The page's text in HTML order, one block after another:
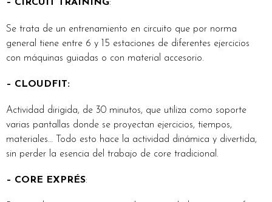
– CIRCUIT TRAINING:
Se trata de un entrenamiento en circuito que por norma
general tiene entre 6 y 15 estaciones de diferentes ejercicios
con máquinas guiadas o con material accesorio.
– CLOUDFIT:
Actividad dirigida, de 30 minutos, que utiliza como soporte
varias pantallas donde se proyectan ejercicios, tiempos,
materiales… Todo esto hace la actividad dinámica y divertida,
sin perder la esencia del trabajo de core tradicional.
– CORE EXPRÉS: